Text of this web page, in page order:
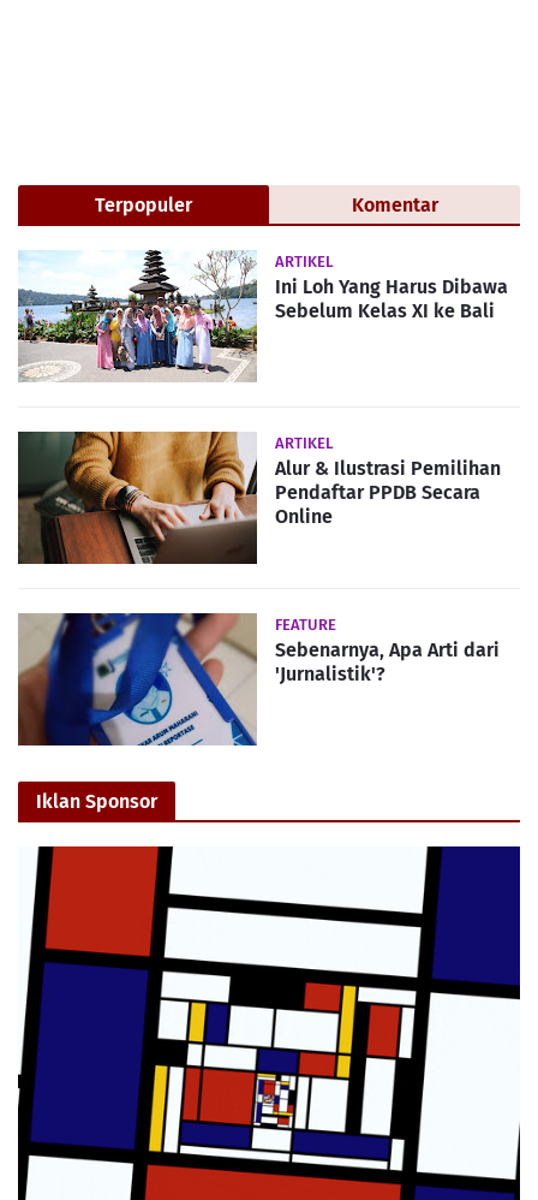
Terpopuler Komentar
ARTIKEL
Ini Loh Yang Harus Dibawa
Sebelum Kelas XI ke Bali
ARTIKEL
Alur & Ilustrasi Pemilihan
Pendaftar PPDB Secara
Online
FEATURE
Sebenarnya, Apa Arti dari
'Jurnalistik'?
Iklan Sponsor